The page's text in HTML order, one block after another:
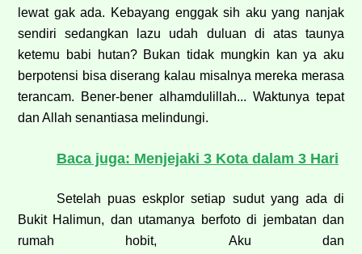
lewat gak ada. Kebayang enggak sih aku yang nanjak
sendiri sedangkan lazu udah duluan di atas taunya
ketemu babi hutan? Bukan tidak mungkin kan ya aku
berpotensi bisa diserang kalau misalnya mereka merasa
terancam. Bener-bener alhamdulillah... Waktunya tepat
dan Allah senantiasa melindungi.
Baca juga: Menjejaki 3 Kota dalam 3 Hari
Setelah puas eskplor setiap sudut yang ada di
Bukit Halimun, dan utamanya berfoto di jembatan dan
rumah hobit, Aku dan